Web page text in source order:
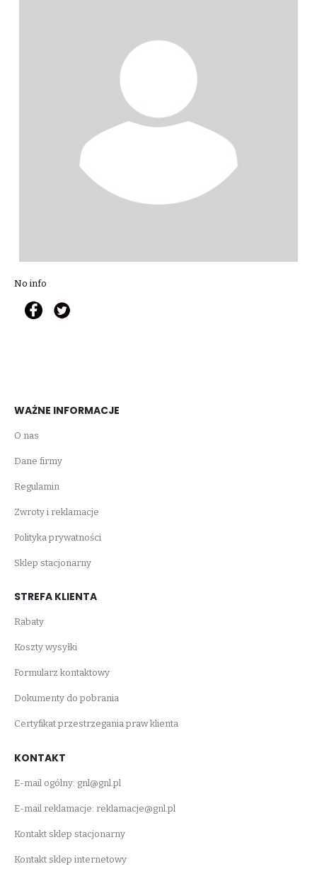
No info
WAŻNE INFORMACJE
O nas
Dane firmy
Regulamin
Zwroty i reklamacje
Polityka prywatności
Sklep stacjonarny
STREFA KLIENTA
Rabaty
Koszty wysyłki
Formularz kontaktowy
Dokumenty do pobrania
Certyfikat przestrzegania praw klienta
KONTAKT
E-mail ogólny: gnl@gnl.pl
E-mail reklamacje: reklamacje@gnl.pl
Kontakt sklep stacjonarny
Kontakt sklep internetowy